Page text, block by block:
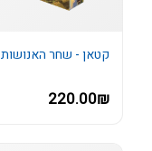
קטאן - שחר האנושות
220.00₪